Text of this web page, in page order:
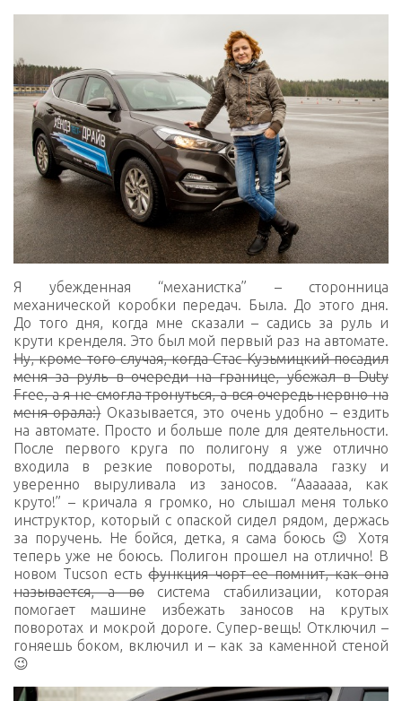
Я убежденная “механистка” – сторонница
механической коробки передач. Была. До этого дня.
До того дня, когда мне сказали – садись за руль и
крути кренделя. Это был мой первый раз на автомате.
Ну, кроме того случая, когда Стас Кузьмицкий посадил
меня за руль в очереди на границе, убежал в Duty
Free, а я не смогла тронуться, а вся очередь нервно на
меня орала:)Оказывается, это очень удобно – ездить
на автомате. Просто и больше поле для деятельности.
После первого круга по полигону я уже отлично
входила в резкие повороты, поддавала газку и
уверенно выруливала из заносов. “Ааааааа, как
круто!” – кричала я громко, но слышал меня только
инструктор, который с опаской сидел рядом, держась
за поручень. Не бойся, детка, я сама боюсь 😉 Хотя
теперь уже не боюсь. Полигон прошел на отлично! В
новом Tucson естьфункция чорт ее помнит, как она
называется, а восистема стабилизации, которая
помогает машине избежать заносов на крутых
поворотах и мокрой дороге. Супер-вещь! Отключил –
гоняешь боком, включил и – как за каменной стеной
😉